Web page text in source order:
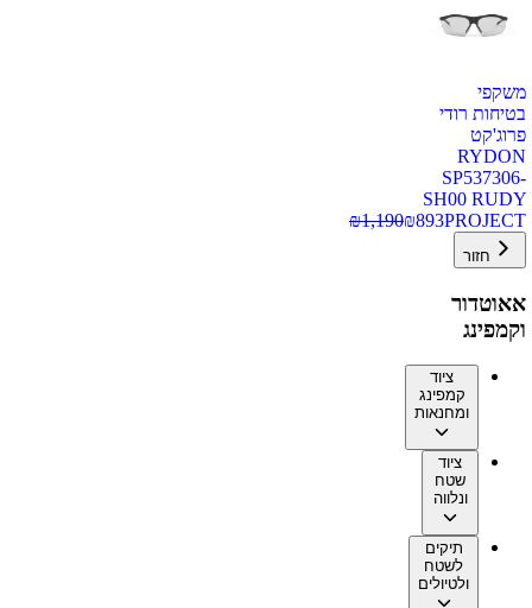
משקפי
בטיחות רודי
פרוג'קט
RYDON
SP537306-
SH00 RUDY
PROJECT
₪893
₪1,190
חזור
אאוטדור
וקמפינג
ציוד
קמפינג
ומחנאות
ציוד
שטח
ונלווה
תיקים
לשטח
ולטיולים